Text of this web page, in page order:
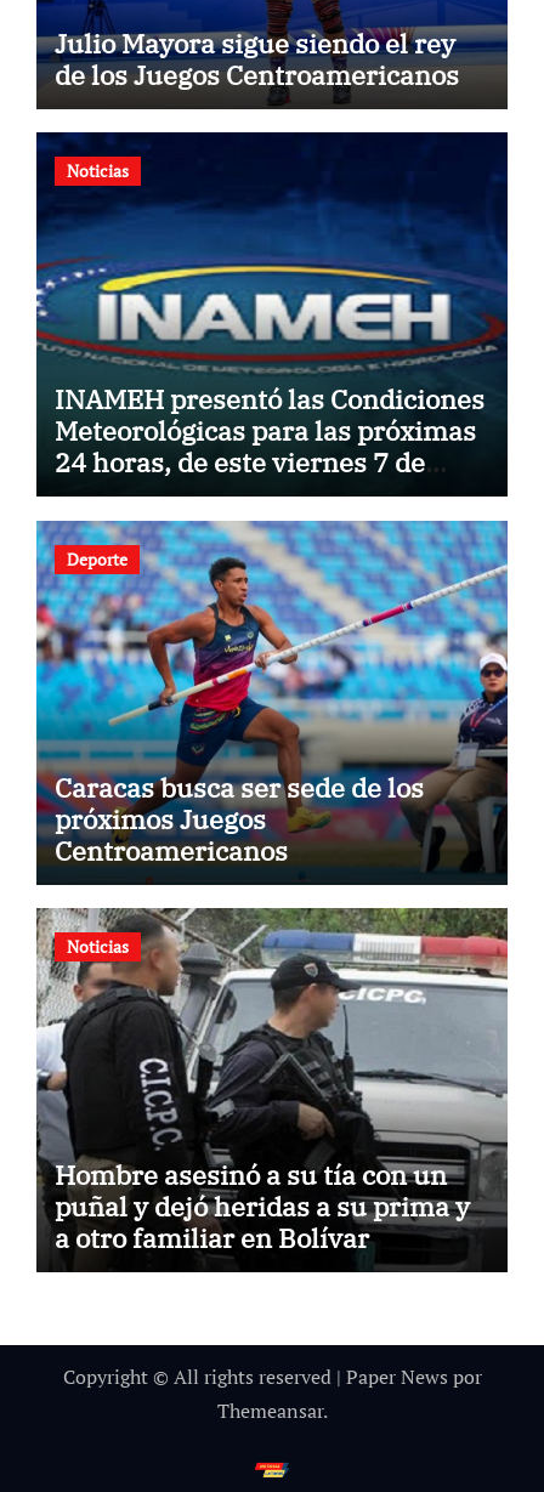
Julio Mayora sigue siendo el rey
de los Juegos Centroamericanos
Noticias
INAMEH presentó las Condiciones
Meteorológicas para las próximas
24 horas, de este viernes 7 de
agosto 2026
Deporte
Caracas busca ser sede de los
próximos Juegos
Centroamericanos
Noticias
Hombre asesinó a su tía con un
puñal y dejó heridas a su prima y
a otro familiar en Bolívar
Copyright © All rights reserved | Paper News por
Themeansar.